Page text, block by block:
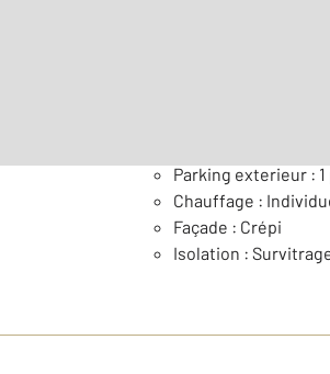
Parking exterieur : 1
Chauffage :
Façade : Crépi
Isolation :